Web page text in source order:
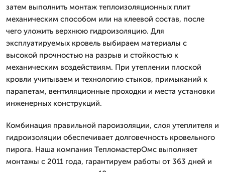
затем выполнить монтаж теплоизоляционных плит
механическим способом или на клеевой состав, после
чего уложить верхнюю гидроизоляцию. Для
эксплуатируемых кровель выбираем материалы с
высокой прочностью на разрыв и стойкостью к
механическим воздействиям. При утеплении плоской
кровли учитываем и технологию стыков, примыканий к
парапетам, вентиляционные проходки и места установки
инженерных конструкций.
Комбинация правильной пароизоляции, слоя утеплителя и
гидроизоляции обеспечивает долговечность кровельного
пирога. Наша компания ТепломастерОмс выполняет
монтажы с 2011 года, гарантируем работы от 363 дней и